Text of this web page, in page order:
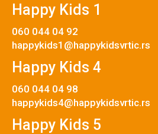
Happy Kids 1
060 044 04 92
happykids1@happykidsvrtic.rs
Happy Kids 4
060 044 04 98
happykids4@happykidsvrtic.rs
Happy Kids 5